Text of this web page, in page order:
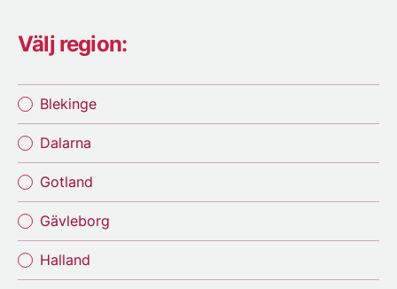
Välj region:
Blekinge
Dalarna
Gotland
Gävleborg
Halland